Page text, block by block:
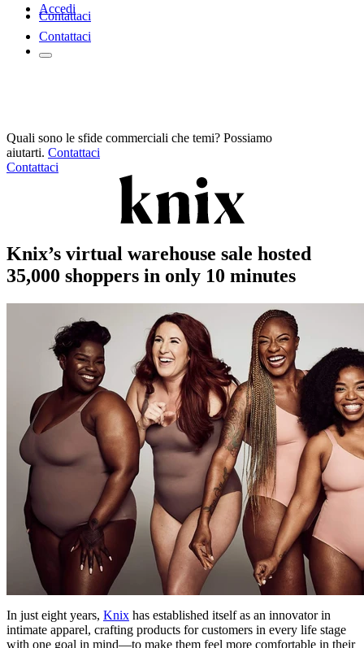
Accedi
Contattaci
Contattaci
Quali sono le sfide commerciali che temi? Possiamo
aiutarti. Contattaci
Contattaci
Knix’s virtual warehouse sale hosted
35,000 shoppers in only 10 minutes
In just eight years, Knix has established itself as an innovator in
intimate apparel, crafting products for customers in every life stage
with one goal in mind—to make them feel more comfortable in their